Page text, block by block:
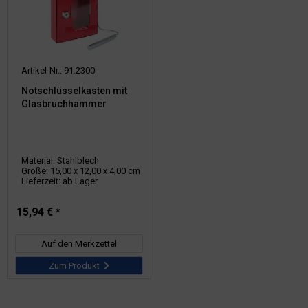
Artikel-Nr.: 91.2300
Notschlüsselkasten mit
Glasbruchhammer
Material: Stahlblech
Größe: 15,00 x 12,00 x 4,00 cm
Lieferzeit: ab Lager
15,94 € *
Auf den Merkzettel
Zum Produkt